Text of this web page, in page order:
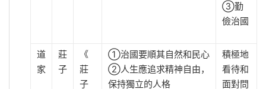
③勤
儉治國
道
家
莊
子
《
莊
子
①治國要順其自然和民心
②人生應追求精神自由，
保持獨立的人格
積極地
看待和
面對問